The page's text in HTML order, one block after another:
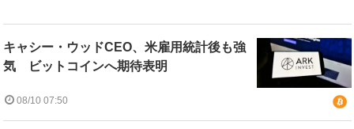
キャシー・ウッドCEO、米雇用統計後も強
気 ビットコインへ期待表明
08/10 07:50